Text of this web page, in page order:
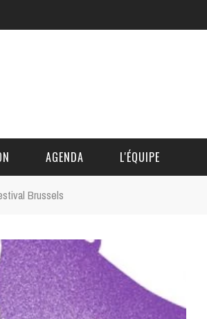
AGENDA L'ÉQUIPE
ALAIN DE BOUVÈRE
HÉLÈNE SPITAELS
Brussels